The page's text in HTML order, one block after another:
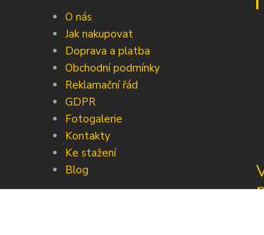
O nás
Jak nakupovat
Doprava a platba
Obchodní podmínky
Reklamační řád
GDPR
Fotogalerie
Kontakty
Ke stažení
Blog